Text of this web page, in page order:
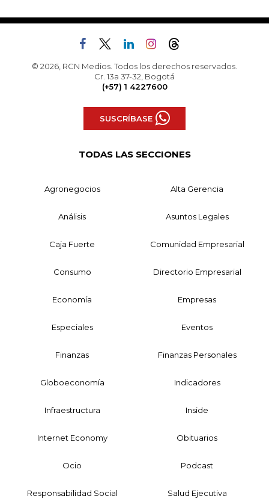
© 2026, RCN Medios. Todos los derechos reservados.
Cr. 13a 37-32, Bogotá
(+57) 1 4227600
SUSCRÍBASE
TODAS LAS SECCIONES
Agronegocios Alta Gerencia
Análisis Asuntos Legales
Caja Fuerte Comunidad Empresarial
Consumo Directorio Empresarial
Economía Empresas
Especiales Eventos
Finanzas Finanzas Personales
Globoeconomía Indicadores
Infraestructura Inside
Internet Economy Obituarios
Ocio Podcast
Responsabilidad Social Salud Ejecutiva